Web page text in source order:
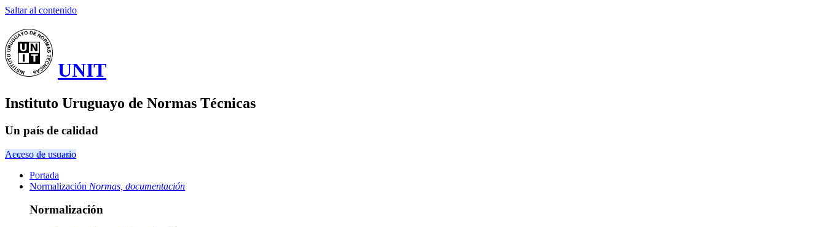
Saltar al contenido
UNIT
Instituto Uruguayo de Normas Técnicas
Un país de calidad
Acceso de usuario
Portada
Normalización Normas, documentación
Normalización